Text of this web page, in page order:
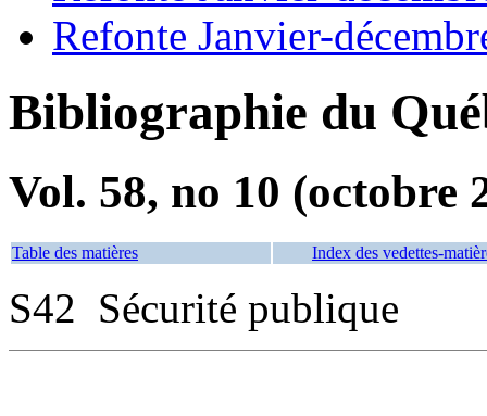
Refonte Janvier-
Bibliographie du
Vol. 58, no 10 (octobre
Table des matières Index des vedettes-
S42 Sécurité publique